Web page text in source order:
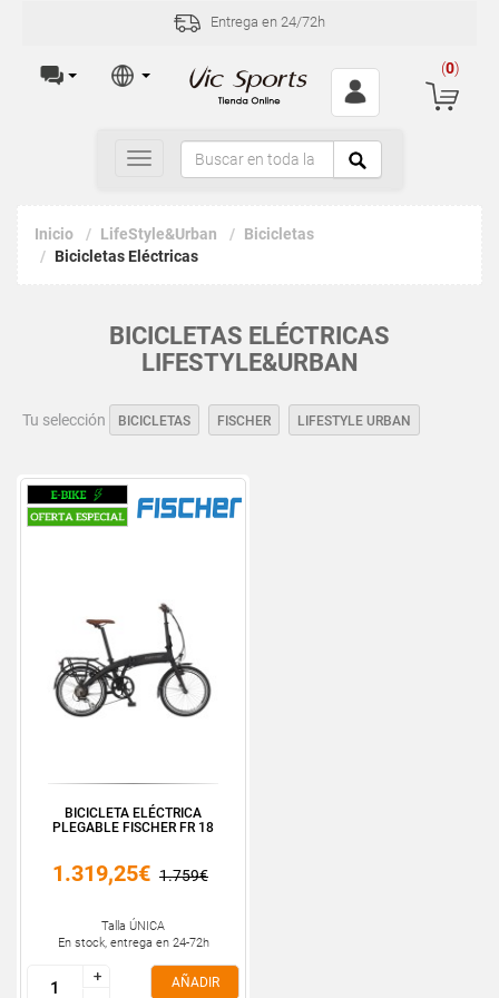
Entrega en 24/72h
(0)
Toggle
navigation
Inicio LifeStyle&Urban
Bicicletas
Bicicletas Eléctricas
BICICLETAS ELÉCTRICAS
LIFESTYLE&URBAN
Tu selección BICICLETAS FISCHER LIFESTYLE URBAN
BICICLETA ELÉCTRICA
PLEGABLE FISCHER FR 18
1.319,25€ 1.759€
Talla ÚNICA
En stock, entrega en 24-72h
+
+
AÑADIR